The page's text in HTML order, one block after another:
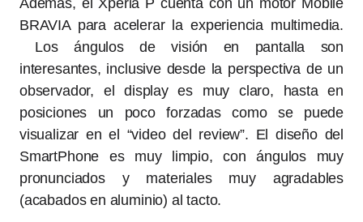
Además, el Xperia P cuenta con un motor Mobile
BRAVIA para acelerar la experiencia multimedia.
Los ángulos de visión en pantalla son
interesantes, inclusive desde la perspectiva de un
observador, el display es muy claro, hasta en
posiciones un poco forzadas como se puede
visualizar en el “video del review”. El diseño del
SmartPhone es muy limpio, con ángulos muy
pronunciados y materiales muy agradables
(acabados en aluminio) al tacto.